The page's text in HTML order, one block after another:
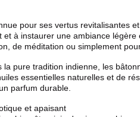
pour ses vertus revitalisantes
et à instaurer une ambiance
de méditation ou simplement
pure tradition indienne, les
essentielles naturelles et de
parfum durable.
et apaisant